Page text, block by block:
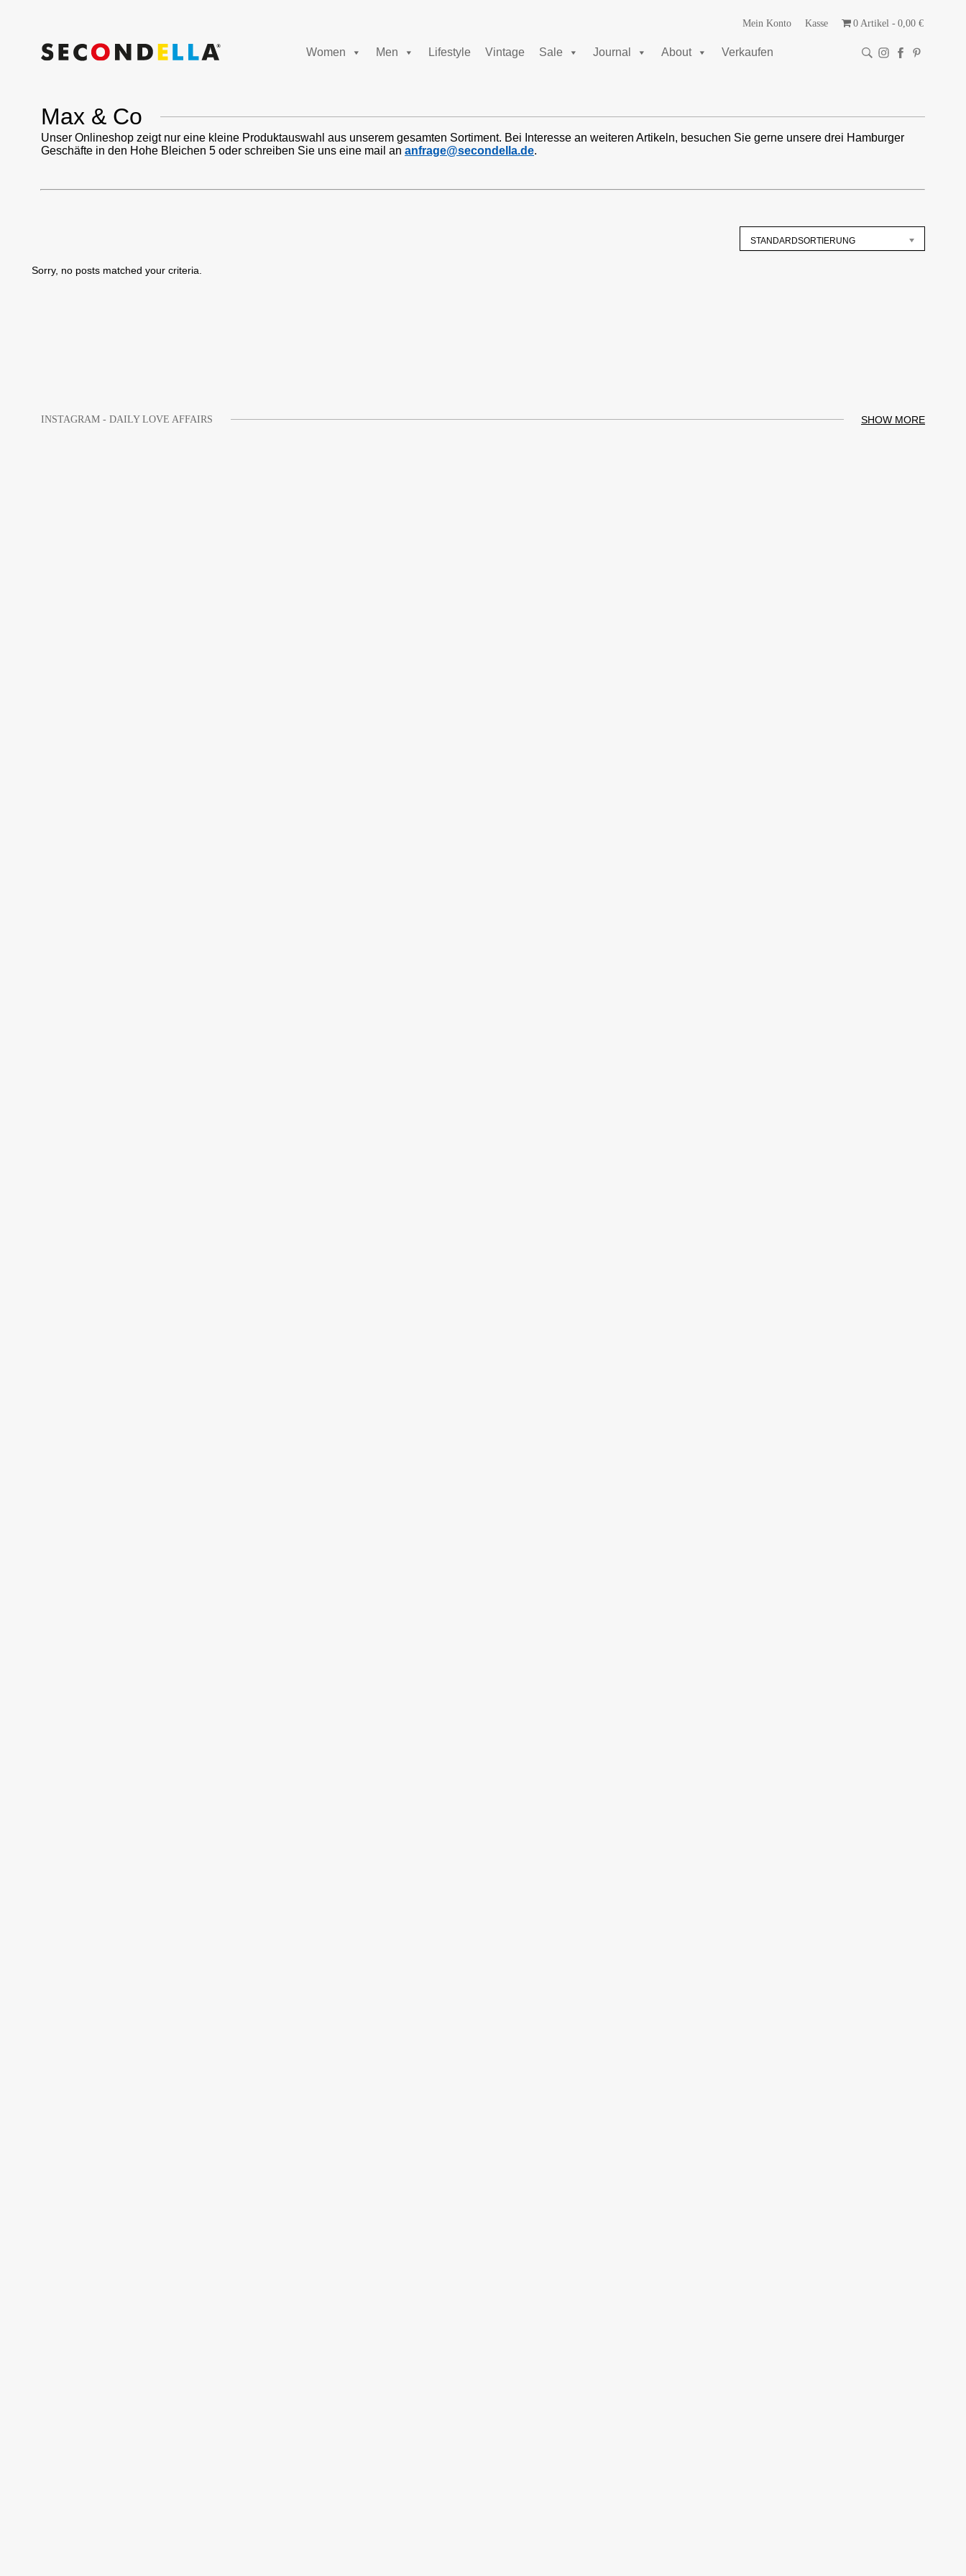
Mein Konto Kasse 0 Artikel 0,00 €
Women Men Lifestyle Vintage Sale Journal About Verkaufen
Max & Co
Unser Onlineshop zeigt nur eine kleine Produktauswahl aus unserem gesamten Sortiment. Bei Interesse an weiteren Artikeln, besuchen Sie gerne unsere drei Hamburger
Geschäfte in den Hohe Bleichen 5 oder schreiben Sie uns eine mail an anfrage@secondella.de.
STANDARDSORTIERUNG
Sorry, no posts matched your criteria.
INSTAGRAM - DAILY LOVE AFFAIRS SHOW MORE